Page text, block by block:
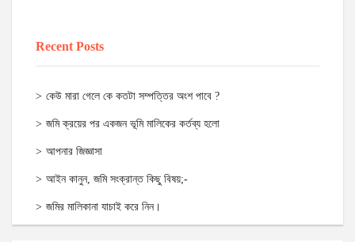
Recent Posts
কেউ মারা গেলে কে কতটা সম্পত্তির অংশ পাবে ?
জমি ক্রয়ের পর একজন ভূমি মালিকের কর্তব্য হলো
আপনার জিজ্ঞাসা
আইন কানুন, জমি সংক্রান্ত কিছু বিষয়;-
জমির মালিকানা যাচাই করে নিন।